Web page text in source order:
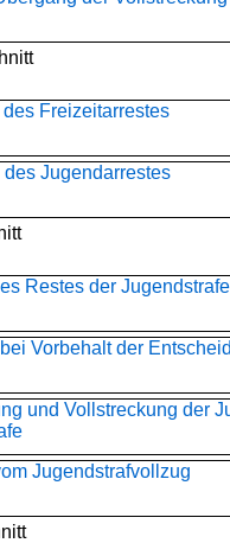
Freizeitarrestes
Jugendarrestes
Restes der Jugendstrafe
Vorbehalt der
und Vollstreckung der
Jugendstrafvollzug